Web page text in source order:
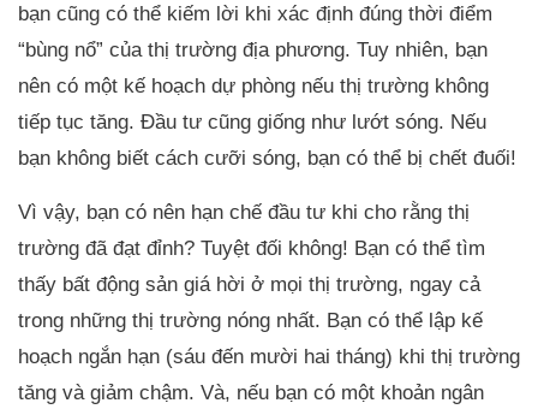
bạn cũng có thể kiếm lời khi xác định đúng thời điểm
“bùng nổ” của thị trường địa phương. Tuy nhiên, bạn
nên có một kế hoạch dự phòng nếu thị trường không
tiếp tục tăng. Đầu tư cũng giống như lướt sóng. Nếu
bạn không biết cách cưỡi sóng, bạn có thể bị chết đuối!
Vì vậy, bạn có nên hạn chế đầu tư khi cho rằng thị
trường đã đạt đỉnh? Tuyệt đối không! Bạn có thể tìm
thấy bất động sản giá hời ở mọi thị trường, ngay cả
trong những thị trường nóng nhất. Bạn có thể lập kế
hoạch ngắn hạn (sáu đến mười hai tháng) khi thị trường
tăng và giảm chậm. Và, nếu bạn có một khoản ngân